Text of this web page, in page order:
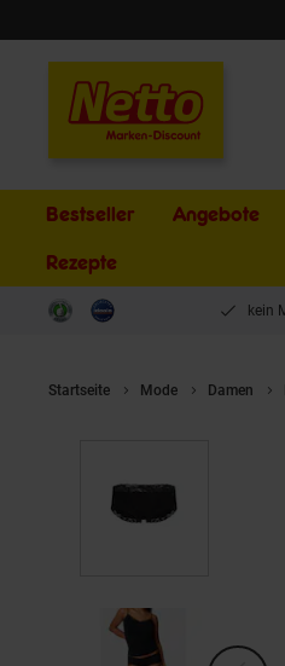
Bestseller Angebote
Rezepte
kein
Startseite Mode Damen